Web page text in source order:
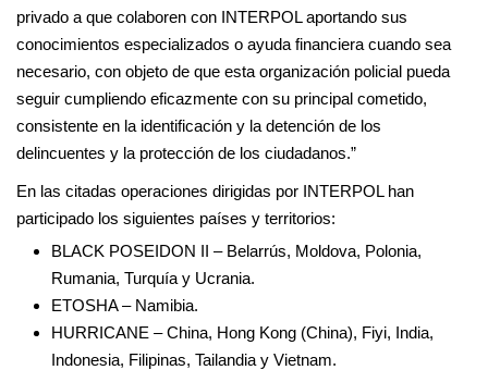
privado a que colaboren con INTERPOL aportando sus
conocimientos especializados o ayuda financiera cuando sea
necesario, con objeto de que esta organización policial pueda
seguir cumpliendo eficazmente con su principal cometido,
consistente en la identificación y la detención de los
delincuentes y la protección de los ciudadanos.”
En las citadas operaciones dirigidas por INTERPOL han
participado los siguientes países y territorios:
BLACK POSEIDON II – Belarrús, Moldova, Polonia,
Rumania, Turquía y Ucrania.
ETOSHA – Namibia.
HURRICANE – China, Hong Kong (China), Fiyi, India,
Indonesia, Filipinas, Tailandia y Vietnam.